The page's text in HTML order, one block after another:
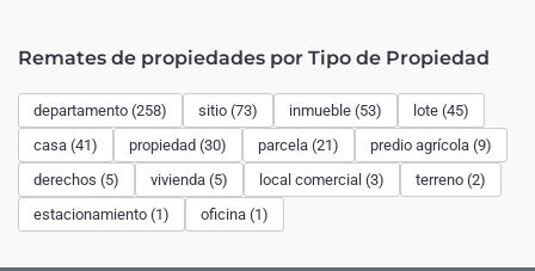
Remates de propiedades por Tipo de Propiedad
departamento (258) sitio (73) inmueble (53)
lote (45)
casa (41)
propiedad (30) parcela (21)
predio agrícola (9)
derechos (5)
vivienda (5) local comercial (3)
terreno (2)
estacionamiento (1)
oficina (1)